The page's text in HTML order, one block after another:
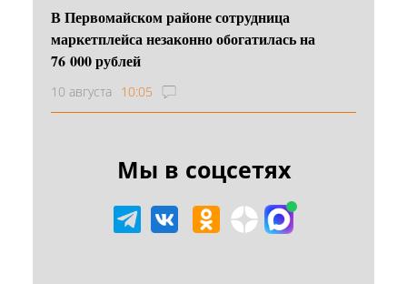
В Первомайском районе сотрудница
маркетплейса незаконно обогатилась на
76 000 рублей
10 августа 10:05
Мы в соцсетях